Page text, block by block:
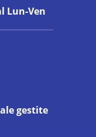
Lun-Ven
gestite